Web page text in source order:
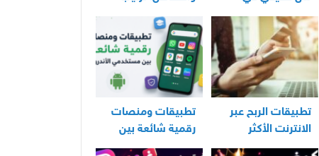
المغرب
عملي لأساسيات
العناية اليومية
بالرضيع
تطبيقات الربح عبر
الانترنت الأكثر
استخدامًا في العراق
تطبيقات ومنصات
رقمية شائعة بين
مستخدمي الأندرويد